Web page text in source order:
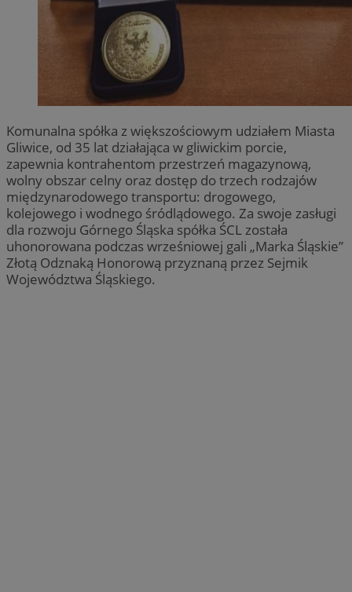
Komunalna spółka z większościowym udziałem Miasta
Gliwice, od 35 lat działająca w gliwickim porcie,
zapewnia kontrahentom przestrzeń magazynową,
wolny obszar celny oraz dostęp do trzech rodzajów
międzynarodowego transportu: drogowego,
kolejowego i wodnego śródlądowego. Za swoje zasługi
dla rozwoju Górnego Śląska spółka ŚCL została
uhonorowana podczas wrześniowej gali „Marka Śląskie”
Złotą Odznaką Honorową przyznaną przez Sejmik
Województwa Śląskiego.